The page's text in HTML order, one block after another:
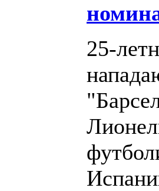
25-